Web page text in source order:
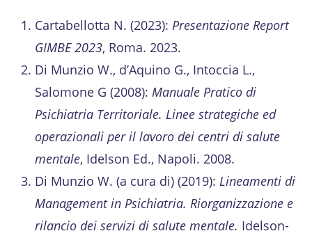
Cartabellotta N. (2023): Presentazione Report
GIMBE 2023, Roma. 2023.
Di Munzio W., d’Aquino G., Intoccia L.,
Salomone G (2008): Manuale Pratico di
Psichiatria Territoriale. Linee strategiche ed
operazionali per il lavoro dei centri di salute
mentale, Idelson Ed., Napoli. 2008.
Di Munzio W. (a cura di) (2019): Lineamenti di
Management in Psichiatria. Riorganizzazione e
rilancio dei servizi di salute mentale. Idelson-